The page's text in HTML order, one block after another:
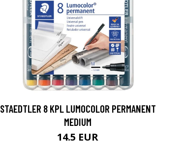
STAEDTLER 8 KPL LUMOCOLOR PERMANENT
MEDIUM
14.5 EUR